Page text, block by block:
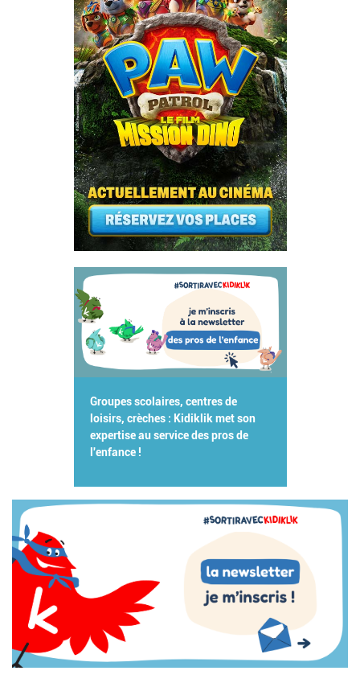
Groupes scolaires, centres de
loisirs, crèches : Kidiklik met son
expertise au service des pros de
l'enfance !